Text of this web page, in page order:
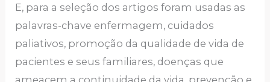
E, para a seleção dos artigos foram usadas as
palavras-chave enfermagem, cuidados
paliativos, promoção da qualidade de vida de
pacientes e seus familiares, doenças que
ameacem a continuidade da vida, prevenção e